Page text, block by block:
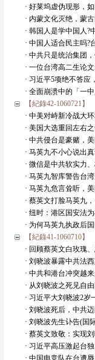
· 好莱坞虚伪现形，
· 内蒙文化灭绝，蒙
· 韩国人是学中国人?
· 中国人适合民主吗?
· 中共只是统治集团
· 一位台湾高二生论
· 习近平5项绝不答应
· 全面崩溃中的「一
【紀錄42-1060721】
· 中美对峙新冷战大
· 美国大选重回左右
· 中共侵台是豪赌，
· 马英九不小心说出
· 微信是中共软实力
· 马英九智库警告台
· 马英九危言耸听，
· 蔡英文打脸马英九
· 纽时：港区国安法
· 为何马英九执政后
【紀錄41-1060710】
· 回顾蔡英文白玫瑰
· 刘晓波暴露中共法
· 中共和港台冲突越
· 从刘晓波之死见自
· 习近平大刘晓波2岁
· 刘晓波死后，中共
· 刘晓波先生讣告(国
· 蔡英文致敬：实现刘
· 习近平高压激起台
· 中国电竞队在台遭